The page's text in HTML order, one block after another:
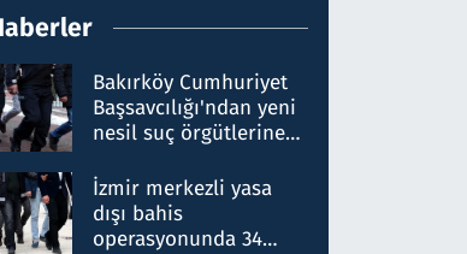
Bakırköy Cumhuriyet
Başsavcılığı'ndan yeni
nesil suç örgütlerine
hakkında gözaltı kararı
İzmir merkezli yasa
dışı bahis
operasyonunda 34